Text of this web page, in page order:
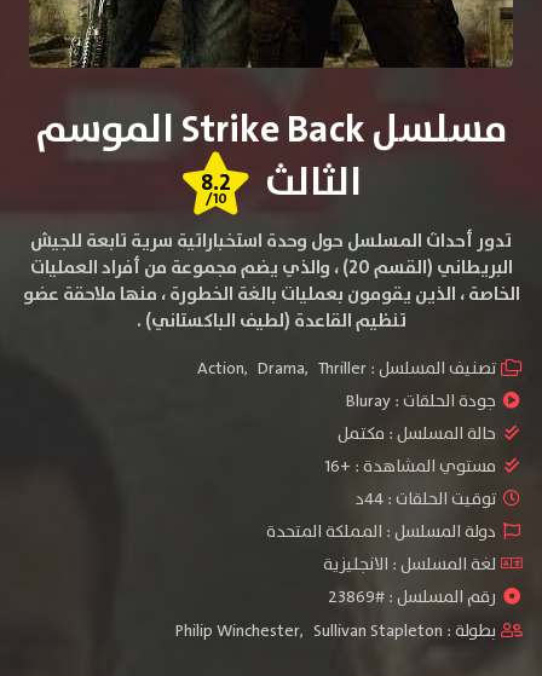
مسلسل Strike Back الموسم
الثالث
8.2
/10
تدور أحداث المسلسل حول وحدة استخباراتية سرية تابعة للجيش
البريطاني (القسم 20) ، والذي يضم مجموعة من أفراد العمليات
الخاصة ، الذين يقومون بعمليات بالغة الخطورة ، منها ملاحقة عضو
تنظيم القاعدة (لطيف الباكستاني) .
تصنيف المسلسل : Action, Drama, Thriller
جودة الحلقات :Bluray
حالة المسلسل : مكتمل
مستوي المشاهدة : +16
توقيت الحلقات : 44د
دولة المسلسل : المملكة المتحدة
لغة المسلسل : الانجليزية
رقم المسلسل : #23869
بطولة :
Philip Winchester, Sullivan Stapleton